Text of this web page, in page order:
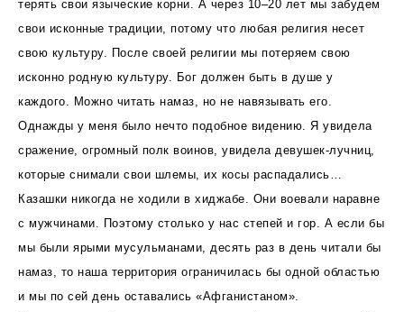
терять свои языческие корни. А через 10–20 лет мы забудем
свои исконные традиции, потому что любая религия несет
свою культуру. После своей религии мы потеряем свою
исконно родную культуру. Бог должен быть в душе у
каждого. Можно читать намаз, но не навязывать его.
Однажды у меня было нечто подобное видению. Я увидела
сражение, огромный полк воинов, увидела девушек-лучниц,
которые снимали свои шлемы, их косы распадались…
Казашки никогда не ходили в хиджабе. Они воевали наравне
с мужчинами. Поэтому столько у нас степей и гор. А если бы
мы были ярыми мусульманами, десять раз в день читали бы
намаз, то наша территория ограничилась бы одной областью
и мы по сей день оставались «Афганистаном».